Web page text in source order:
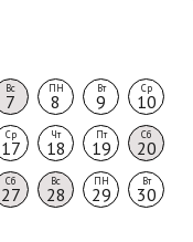
Вс
7
ПН
8
Вт
9
Ср
10
Ср
17
Чт
18
Пт
19
Сб
20
Сб
27
Вс
28
ПН
29
Вт
30